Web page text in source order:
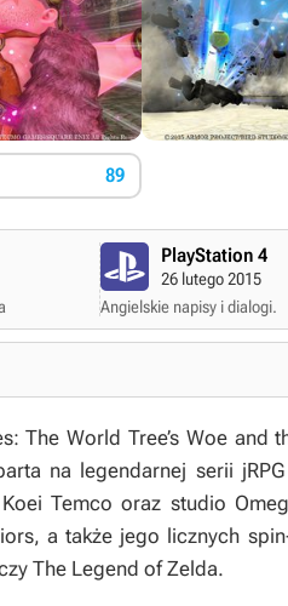
89
PlayStation 4
26 lutego 2015
Angielskie napisy i dialogi.
The World Tree’s Woe and
na legendarnej serii jRPG
Temco oraz studio
, a także jego licznych
The Legend of Zelda.